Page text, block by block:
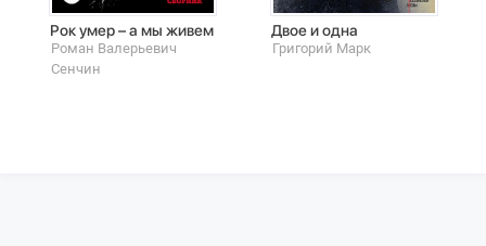
Рок умер – а мы живем
Роман Валерьевич
Сенчин
Двое и одна
Григорий Марк